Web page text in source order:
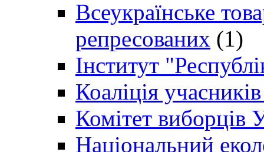
Всеукраїнське
репресованих (1)
Інститут
Коаліція
Комітет виборців
Національний